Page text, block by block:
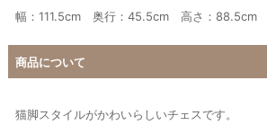
幅：111.5cm 奥行：45.5cm 高さ：88.5cm
商品について
猫脚スタイルがかわいらしいチェスです。